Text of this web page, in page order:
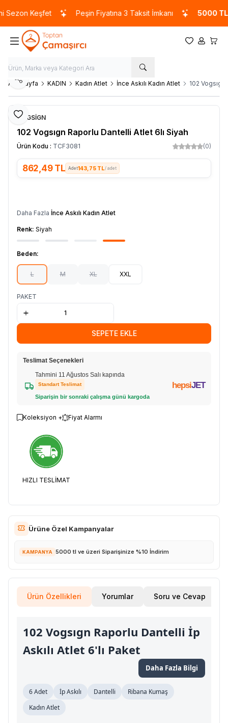
Keşfet Peşin Fiyatına 3 Taksit İmkanı 5000 TL
Favorilerim
Hesabım
Ana Sayfa KADIN Kadın Atlet İnce Askılı Kadın Atlet 102
Favoriye Ekle
Paylaş
VOGSİGN
102 Vogsıgn Raporlu Dantelli Atlet 6lı Siyah
Ürün Kodu : TCF3081 (0)
862,49 TL 143,75 TL/ adet
Daha Fazla İnce Askılı Kadın Atlet
Renk: Siyah
Beden:
L M XL XXL
PAKET
SEPETE EKLE
Teslimat Seçenekleri
Tahmini 11 Ağustos Salı kapında
Standart Teslimat
Siparişin bir sonraki çalışma günü kargoda
hepsiJET
Koleksiyon + Fiyat Alarmı
HIZLI TESLİMAT
Ürüne Özel Kampanyalar
KAMPANYA 5000 tl ve üzeri Siparişinize %10 İndirim
Ürün Özellikleri Yorumlar Soru ve Cevap
102 Vogsıgn Raporlu Dantelli İp
Askılı Atlet 6'lı Paket
Daha Fazla Bilgi
6 Adet İp Askılı Dantelli
Ribana Kumaş
Kadın Atlet